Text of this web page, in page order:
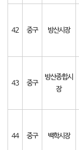
42 중구 방산시장
43 중구
방산종합시
장
44 중구 백학시장